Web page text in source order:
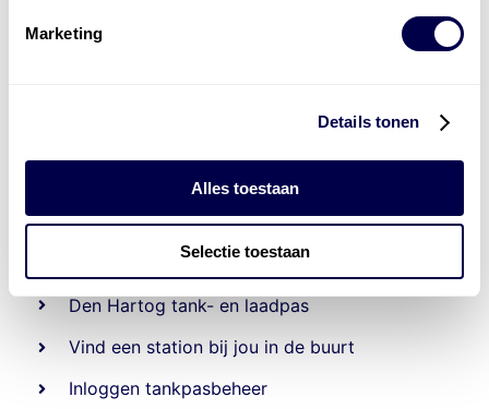
Marketing
Details tonen
Alles toestaan
Selectie toestaan
Beheert 70tankstationsen duizendentank-en
Den Hartog tank- en laadpas
Vind een station bij jou in de buurt
Inloggen tankpasbeheer